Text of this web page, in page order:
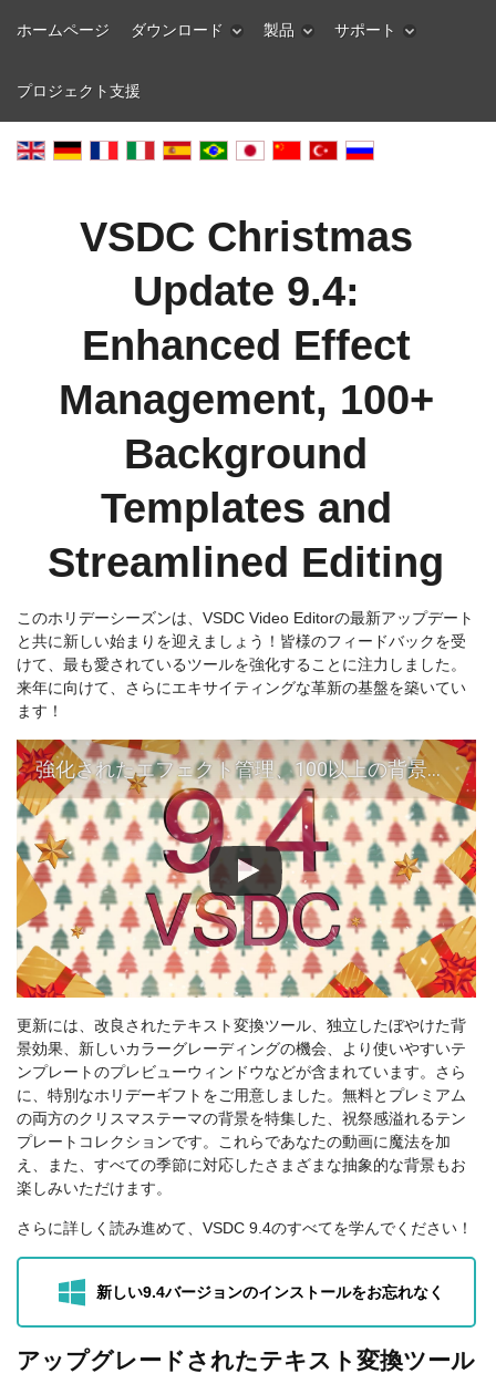
ホームページ ダウンロード 製品 サポート
プロジェクト支援
VSDC Christmas
Update 9.4:
Enhanced Effect
Management, 100+
Background
Templates and
Streamlined Editing
このホリデーシーズンは、VSDC Video Editorの最新アップデート
と共に新しい始まりを迎えましょう！皆様のフィードバックを受
けて、最も愛されているツールを強化することに注力しました。
来年に向けて、さらにエキサイティングな革新の基盤を築いてい
ます！
強化されたエフェクト管理、100以上の背景テンプレート、合理化された編集
更新には、改良されたテキスト変換ツール、独立したぼやけた背
景効果、新しいカラーグレーディングの機会、より使いやすいテ
ンプレートのプレビューウィンドウなどが含まれています。さら
に、特別なホリデーギフトをご用意しました。無料とプレミアム
の両方のクリスマステーマの背景を特集した、祝祭感溢れるテン
プレートコレクションです。これらであなたの動画に魔法を加
え、また、すべての季節に対応したさまざまな抽象的な背景もお
楽しみいただけます。
さらに詳しく読み進めて、VSDC 9.4のすべてを学んでください！
新しい9.4バージョンのインストールをお忘れなく
アップグレードされたテキスト変換ツール